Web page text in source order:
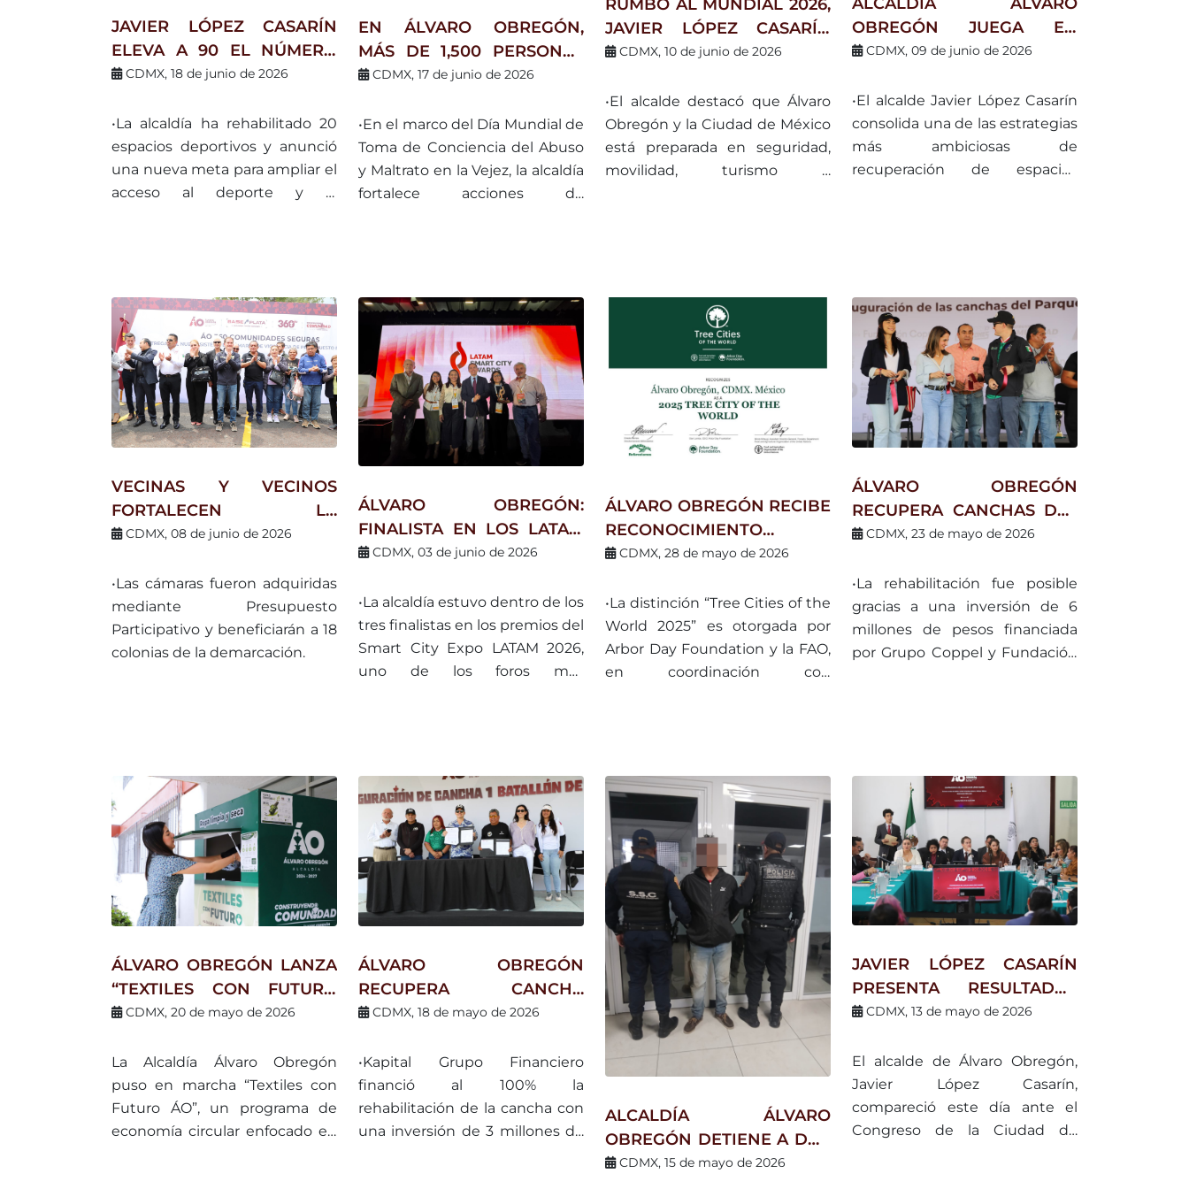
Marruecos.
JAVIER LÓPEZ CASARÍN
ELEVA A 90 EL NÚMERO
DE CANCHAS
OBREGÓN RUMBO AL
MUNDIAL 2026
CDMX, 18 de junio de 2026
•La alcaldía ha rehabilitado 20
espacios deportivos y anunció
una nueva meta para ampliar el
acceso al deporte y la
EN ÁLVARO OBREGÓN,
MÁS DE 1,500 PERSONAS
MAYORES ENCUENTRAN
ACOMPAÑAMIENTO
CDMX, 17 de junio de 2026
•En el marco del Día Mundial de
Toma de Conciencia del Abuso
y Maltrato en la Vejez, la alcaldía
fortalece acciones de
RUMBO AL MUNDIAL 2026,
JAVIER LÓPEZ CASARÍN
LLAMA A VIVIR LA FIESTA
OPORTUNIDAD DE
DESARROLLO Y
ENCUENTRO CON EL
MUNDO
CDMX, 10 de junio de 2026
•El alcalde destacó que Álvaro
Obregón y la Ciudad de México
está preparada en seguridad,
movilidad, turismo e
OBREGÓN JUEGA EN
GRANDE: ENTREGA 20
EN BENEFICIO DE MÁS DE
14 MIL PERSONAS
CDMX, 09 de junio de 2026
•El alcalde Javier López Casarín
consolida una de las estrategias
más ambiciosas de
recuperación de espacios
VECINAS Y VECINOS
FORTALECEN LA
SEGURIDAD EN ÁLVARO
NUEVAS CÁMARAS
CONECTADAS A BASE
PLATA
CDMX, 08 de junio de 2026
•Las cámaras fueron adquiridas
mediante Presupuesto
Participativo y beneficiarán a 18
colonias de la demarcación.
ÁLVARO OBREGÓN:
FINALISTA EN LOS LATAM
SMART CITY AWARDS 2026
“BARRANCAS ÁO:
RESTAURACIÓN DE SU
GRANDEZA”
CDMX, 03 de junio de 2026
•La alcaldía estuvo dentro de los
tres finalistas en los premios del
Smart City Expo LATAM 2026,
uno de los foros más
ÁLVARO OBREGÓN RECIBE
RECONOCIMIENTO
INTERNACIONAL POR SU
Y PROTECCIÓN DEL
ARBOLADO URBANO
CDMX, 28 de mayo de 2026
•La distinción “Tree Cities of the
World 2025” es otorgada por
Arbor Day Foundation y la FAO,
en coordinación con
ÁLVARO OBREGÓN
RECUPERA CANCHAS DEL
PARQUE ÁGUILAS-JAPÓN:
MIL FAMILIAS
CDMX, 23 de mayo de 2026
•La rehabilitación fue posible
gracias a una inversión de 6
millones de pesos financiada
por Grupo Coppel y Fundación
ÁLVARO OBREGÓN LANZA
“TEXTILES CON FUTURO
AO” PARA RECICLAR ROPA
BARRANCAS Y ZONAS
AMBIENTALES
CDMX, 20 de mayo de 2026
La Alcaldía Álvaro Obregón
puso en marcha “Textiles con
Futuro ÁO”, un programa de
economía circular enfocado en
ÁLVARO OBREGÓN
RECUPERA CANCHA
HISTÓRICA EN SAN
DEPORTE COMO
ESTRATEGIA DE
BIENESTAR Y PREVENCIÓN
CDMX, 18 de mayo de 2026
•Kapital Grupo Financiero
financió al 100% la
rehabilitación de la cancha con
una inversión de 3 millones de
ALCALDÍA ÁLVARO
OBREGÓN DETIENE A DOS
HOMBRES POR
CDMX, 15 de mayo de 2026
JAVIER LÓPEZ CASARÍN
PRESENTA RESULTADOS
EN SEGURIDAD, OBRA
SOSTENIBILIDAD EN
ÁLVARO OBREGÓN
CDMX, 13 de mayo de 2026
El alcalde de Álvaro Obregón,
Javier López Casarín,
compareció este día ante el
Congreso de la Ciudad de